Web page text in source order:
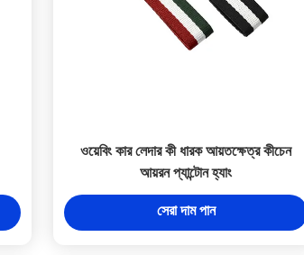
ওয়েবিং কার লেদার কী ধারক আয়তক্ষেত্র কীচেন
আয়রন প্যান্টোন হ্যাং
সেরা দাম পান